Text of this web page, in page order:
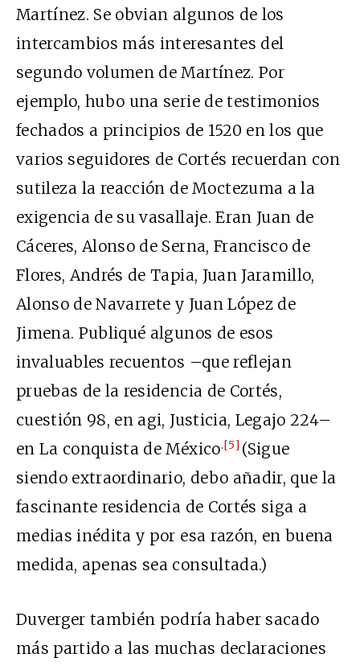
Martínez. Se obvian algunos de los
intercambios más interesantes del
segundo volumen de Martínez. Por
ejemplo, hubo una serie de testimonios
fechados a principios de 1520 en los que
varios seguidores de Cortés recuerdan con
sutileza la reacción de Moctezuma a la
exigencia de su vasallaje. Eran Juan de
Cáceres, Alonso de Serna, Francisco de
Flores, Andrés de Tapia, Juan Jaramillo,
Alonso de Navarrete y Juan López de
Jimena. Publiqué algunos de esos
invaluables recuentos –que reflejan
pruebas de la residencia de Cortés,
cuestión 98, en agi, Justicia, Legajo 224–
en La conquista de México.[5] (Sigue
siendo extraordinario, debo añadir, que la
fascinante residencia de Cortés siga a
medias inédita y por esa razón, en buena
medida, apenas sea consultada.)
Duverger también podría haber sacado
más partido a las muchas declaraciones